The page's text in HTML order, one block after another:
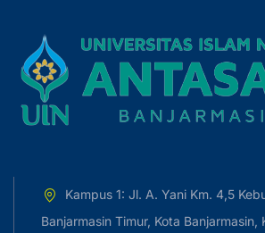
Kampus 1: Jl. A. Yani Km. 4,5
Banjarmasin Timur, Kota Banjarmasin,